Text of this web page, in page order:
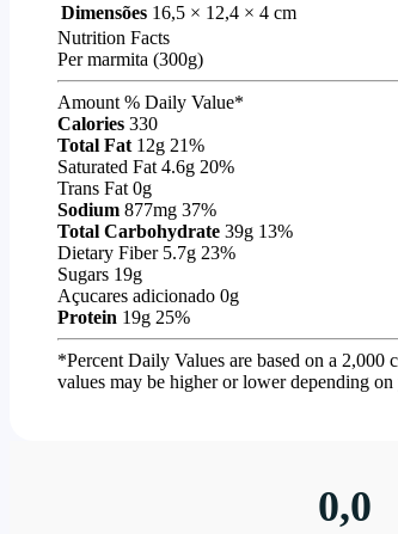
Dimensões 16,5 × 12,4 × 4 cm
Nutrition Facts
Per marmita (300g)
Amount % Daily Value*
Calories 330
Total Fat 12g 21%
Saturated Fat 4.6g 20%
Trans Fat 0g
Sodium 877mg 37%
Total Carbohydrate 39g 13%
Dietary Fiber 5.7g 23%
Sugars 19g
Açucares adicionado 0g
Protein 19g 25%
*Percent Daily Values are based on a 2,000
values may be higher or lower depending on
0,0